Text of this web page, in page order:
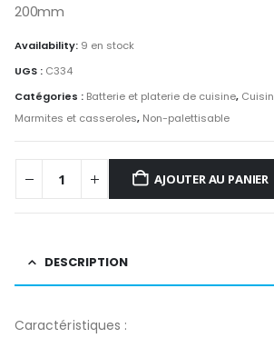
200mm
Availability: 9 en stock
UGS : C334
Catégories : Batterie et platerie de cuisine,
Marmites et casseroles, Non-palettisable
AJOUTER AU PANIER
DESCRIPTION
Caractéristiques :